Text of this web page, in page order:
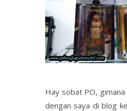
Hay sobat PO, gimana
dengan saya di blog